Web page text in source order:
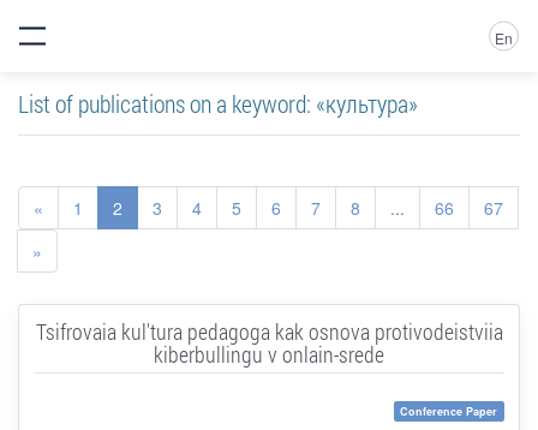
En
List of publications on a keyword: «культура»
« 1 2 3 4 5 6 7 8 ... 66
67
»
Tsifrovaia kul'tura pedagoga kak osnova protivodeistviia
kiberbullingu v onlain-srede
Conference Paper